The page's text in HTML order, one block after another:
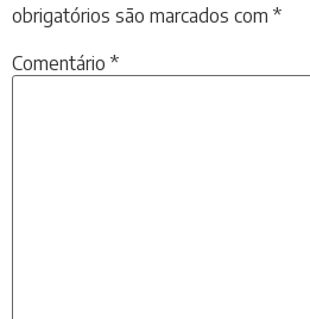
obrigatórios são marcados com *
Comentário *